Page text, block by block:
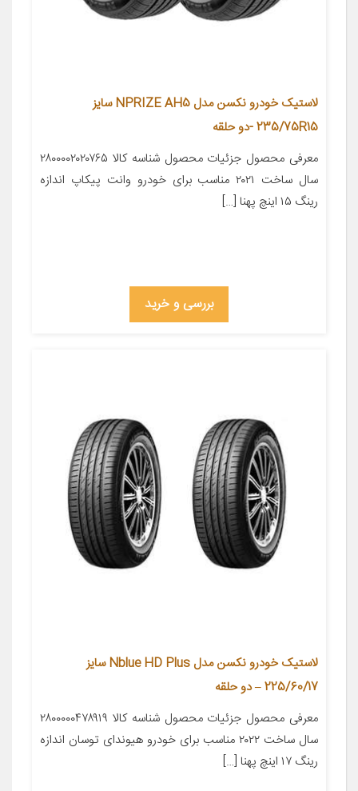
لاستیک خودرو نکسن مدل NPRIZE AH5 سایز
235/75R15 -دو حلقه
معرفی محصول جزئیات محصول شناسه کالا ۲۸۰۰۰۰۲۰۲۰۷۶۵
سال ساخت ۲۰۲۱ مناسب برای خودرو وانت پیکاپ اندازه
رینگ ۱۵ اینچ پهنا […]
بررسی و خرید
لاستیک خودرو نکسن مدل Nblue HD Plus سایز
225/60/17 – دو حلقه
معرفی محصول جزئیات محصول شناسه کالا ۲۸۰۰۰۰۰۴۷۸۹۱۹
سال ساخت ۲۰۲۲ مناسب برای خودرو هیوندای توسان اندازه
رینگ ۱۷ اینچ پهنا […]